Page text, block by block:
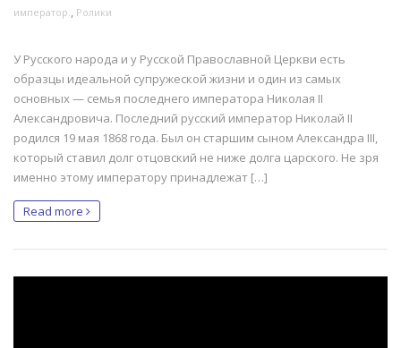
император. , Ролики
У Русского народа и у Русской Православной Церкви есть
образцы идеальной супружеской жизни и один из самых
основных — семья последнего императора Николая II
Александровича. Последний русский император Николай II
родился 19 мая 1868 года. Был он старшим сыном Александра III,
который ставил долг отцовский не ниже долга царского. Не зря
именно этому императору принадлежат […]
Read more